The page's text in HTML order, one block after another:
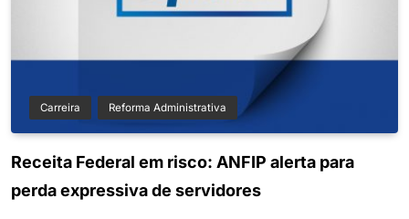
Carreira Reforma Administrativa
Receita Federal em risco: ANFIP alerta para
perda expressiva de servidores